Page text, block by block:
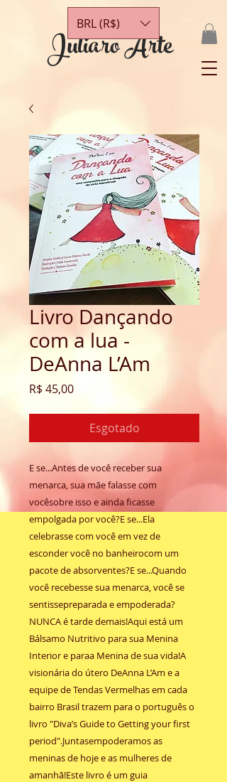
Juliaro Arte
BRL (R$)
Livro Dançando
com a lua -
DeAnna L’Am
R$ 45,00Preço
Esgotado
E se...Antes de você receber sua
menarca, sua mãe falasse com
vocêsobre isso e ainda ficasse
empolgada por você?E se...Ela
celebrasse com você em vez de
esconder você no banheirocom um
pacote de absorventes?E se...Quando
você recebesse sua menarca, você se
sentissepreparada e empoderada?
NUNCA é tarde demais!Aqui está um
Bálsamo Nutritivo para sua Menina
Interior e paraa Menina de sua vida!A
visionária do útero DeAnna L’Am e a
equipe de Tendas Vermelhas em cada
bairro Brasil trazem para o português o
livro "Diva’s Guide to Getting your first
period".Juntasempoderamos as
meninas de hoje e as mulheres de
amanhã!Este livro é um guia